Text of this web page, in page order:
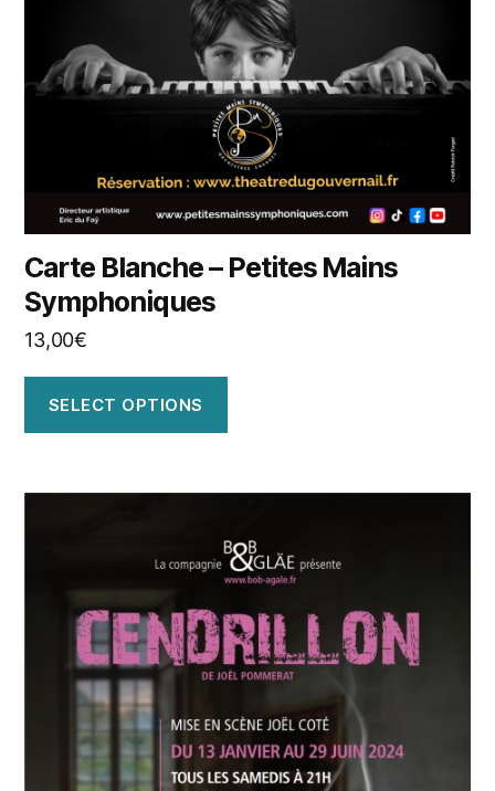
Carte Blanche – Petites Mains
Symphoniques
13,00€
SELECT OPTIONS